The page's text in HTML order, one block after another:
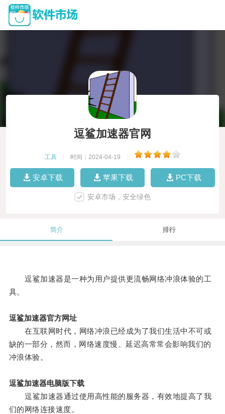
逗鲨加速器官网
工具 时间：2024-04-19
安卓下载 苹果下载 PC下载
安卓市场，安全绿色
简介 排行
逗鲨加速器是一种为用户提供更流畅网络冲浪体验的工
具。
逗鲨加速器官方网址
在互联网时代，网络冲浪已经成为了我们生活中不可或
缺的一部分，然而，网络速度慢、延迟高常常会影响我们的
冲浪体验。
逗鲨加速器电脑版下载
逗鲨加速器通过使用高性能的服务器，有效地提高了我
们的网络连接速度。